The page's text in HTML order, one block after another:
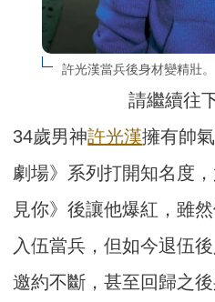
許光漢當兵後身材變精壯
請繼續往
34歲男神許光漢擁有帥
劇場》系列打開知名度
見你》後讓他爆紅，雖
入伍當兵，但如今退伍
邀約不斷，甚至回歸之